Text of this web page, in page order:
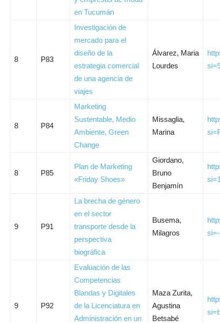
en Tucumán
8 P83
Investigación de
mercado para el
diseño de la
estrategia comercial
de una agencia de
viajes
Álvarez, Maria
Lourdes
8 P84
Marketing
Sustentable, Medio
Ambiente, Green
Change
Missaglia,
Marina
8 P85
Plan de Marketing
«Friday Shoes»
Giordano,
Bruno
Benjamín
9 P91
La brecha de género
en el sector
transporte desde la
perspectiva
biográfica
Busema,
Milagros
9 P92
Evaluación de las
Competencias
Blandas y Digitales
de la Licenciatura en
Administración en un
Maza Zurita,
Agustina
Betsabé